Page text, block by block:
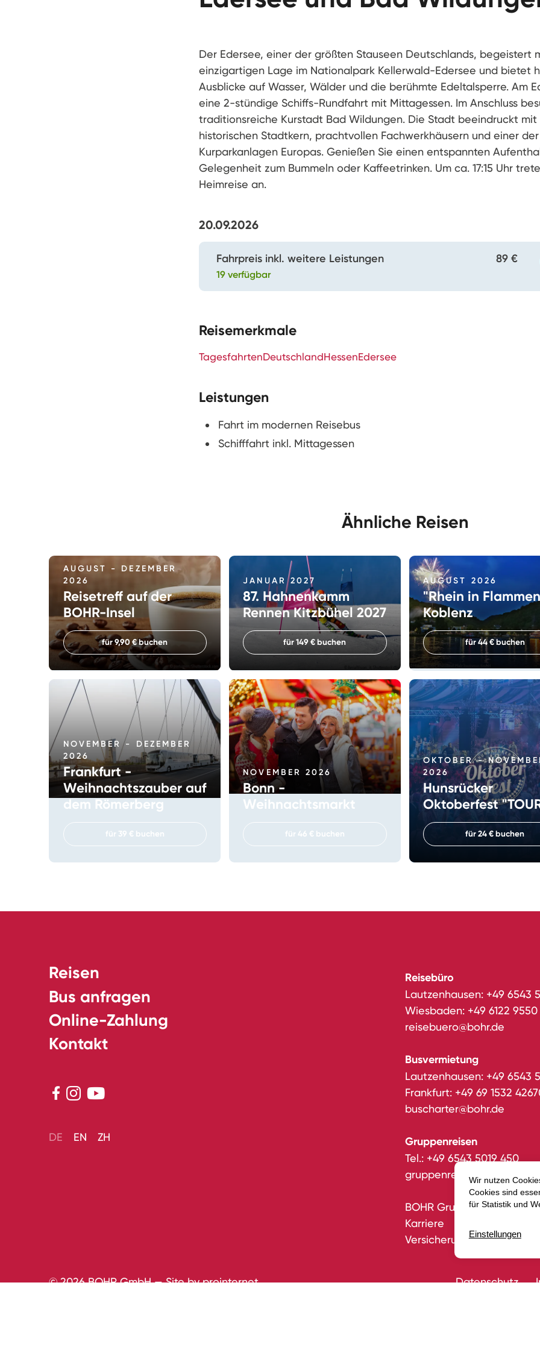
Der Edersee, einer der größten Stauseen Deutschlands, begeistert
einzigartigen Lage im Nationalpark Kellerwald-Edersee und bietet
Ausblicke auf Wasser, Wälder und die berühmte Edeltalsperre. Am
eine 2-stündige Schiffs-Rundfahrt mit Mittagessen. Im Anschluss
traditionsreiche Kurstadt Bad Wildungen. Die Stadt beeindruckt mit
historischen Stadtkern, prachtvollen Fachwerkhäusern und einer
Kurparkanlagen Europas. Genießen Sie einen entspannten
Gelegenheit zum Bummeln oder Kaffeetrinken. Um ca. 17:15 Uhr
Heimreise an.
20.09.2026
Fahrpreis inkl. weitere Leistungen
19 verfügbar
89 €
Reisemerkmale
TagesfahrtenDeutschlandHessenEdersee
Leistungen
Fahrt im modernen Reisebus
Schifffahrt inkl. Mittagessen
Ähnliche Reisen
AUGUST - DEZEMBER
2026
Reisetreff auf der
BOHR-Insel
für 9,90 € buchen
JANUAR 2027
87. Hahnenkamm
Rennen Kitzbühel 2027
für 149 € buchen
AUGUST 2026
"Rhein in
Koblenz
für 44 € buchen
NOVEMBER - DEZEMBER
2026
Frankfurt -
Weihnachtszauber auf
dem Römerberg
für 39 € buchen
NOVEMBER 2026
Bonn -
Weihnachtsmarkt
für 46 € buchen
OKTOBER -
2026
Hunsrücker
Oktoberfest
für 24 € buchen
Reisen
Bus anfragen
Online-Zahlung
Kontakt
  
DE EN ZH
Reisebüro
Lautzenhausen: +49 6543
Wiesbaden: +49 6122
reisebuero@bohr.de
Busvermietung
Lautzenhausen: +49 6543
Frankfurt: +49 69 1532
buscharter@bohr.de
Gruppenreisen
Tel.: +49 6543 5019 450
gruppenreisen@bohr.de
BOHR Gruppe
Karriere
Versicherungsvertrag
Datenschutz
© 2026 BOHR GmbH — Site byprointernet